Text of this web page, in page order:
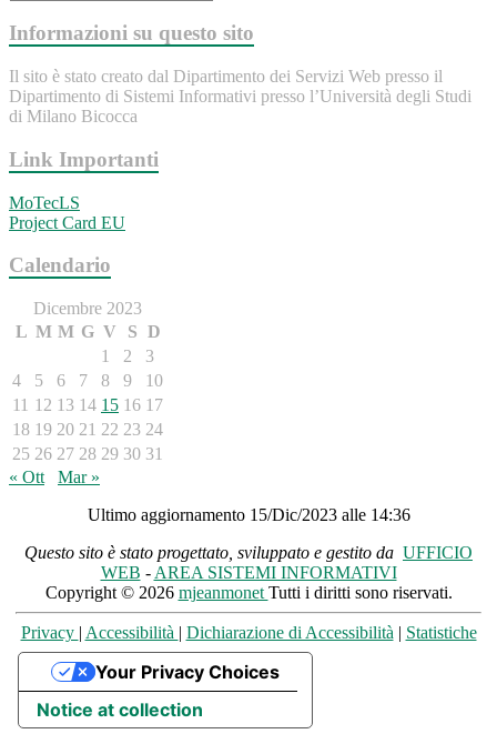
Informazioni su questo sito
Il sito è stato creato dal Dipartimento dei Servizi Web presso il
Dipartimento di Sistemi Informativi presso l’Università degli Studi
di Milano Bicocca
Link Importanti
MoTecLS
Project Card EU
Calendario
Dicembre 2023
L M M G V S D
1
2
3
4
5 6 7 8 9
10
11 12 13 14 15 16 17
18 19 20 21 22 23 24
25 26 27 28 29 30 31
« Ott
Mar »
Ultimo aggiornamento 15/Dic/2023 alle 14:36
Questo sito è stato progettato, sviluppato e gestito da UFFICIO
WEB - AREA SISTEMI INFORMATIVI
Copyright © 2026 mjeanmonet Tutti i diritti sono riservati.
Privacy | Accessibilità | Dichiarazione di Accessibilità | Statistiche
Notice at collection
Your Privacy Choices